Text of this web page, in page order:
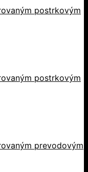
postrkovým
postrkovým
prevodovým